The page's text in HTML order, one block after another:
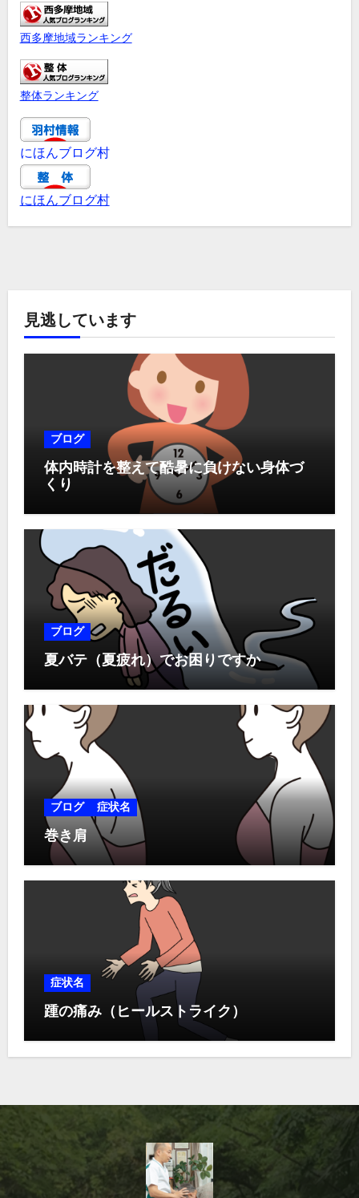
西多摩地域ランキング
整体ランキング
にほんブログ村
にほんブログ村
見逃しています
ブログ
体内時計を整えて酷暑に負けない身体づ
くり
ブログ
夏バテ（夏疲れ）でお困りですか
ブログ 症状名
巻き肩
症状名
踵の痛み（ヒールストライク）